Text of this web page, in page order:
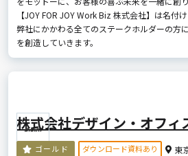
【JOY FOR JOY Work Biz 株式会社】は名付け
弊社にかかわる全てのステークホルダーの方
を創造していきます。
株式会社デザイン・オフィ
ゴールド ダウンロード資料あり 東